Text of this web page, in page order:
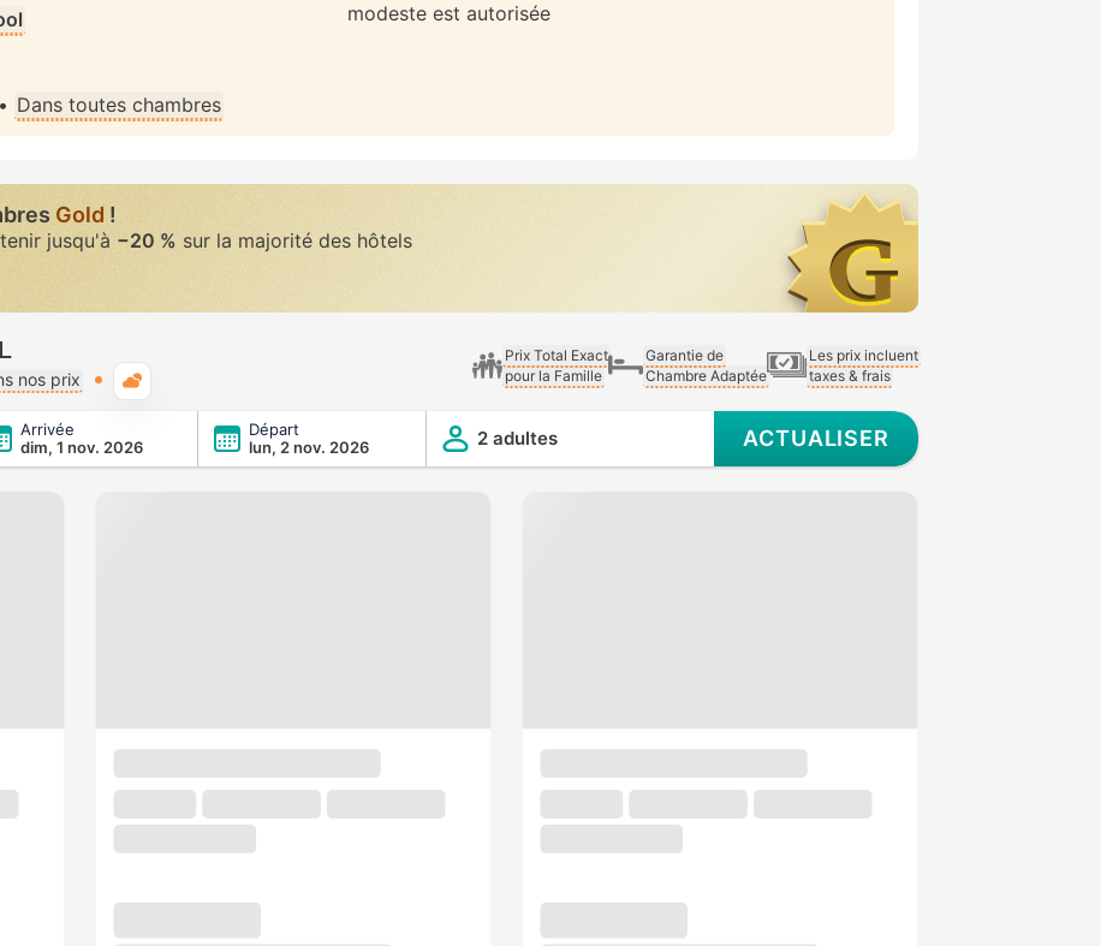
• Dans toutes chambres
modeste est autorisée
Gold!
jusqu'à−20 % sur la majorité des hôtels
nos prix
Prix Total Exact
pour la Famille
Garantie de
Chambre Adaptée
Les prix incluent
taxes & frais
Arrivée
dim, 1 nov. 2026
Départ
lun, 2 nov. 2026
2 adultes ACTUALISER